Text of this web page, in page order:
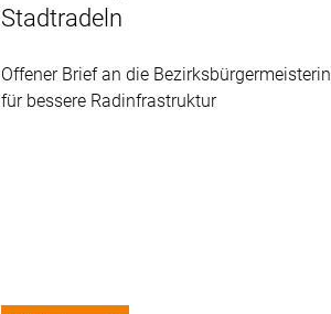
Stadtradeln
Offener Brief an die Bezirksbürgermeisterin
für bessere Radinfrastruktur